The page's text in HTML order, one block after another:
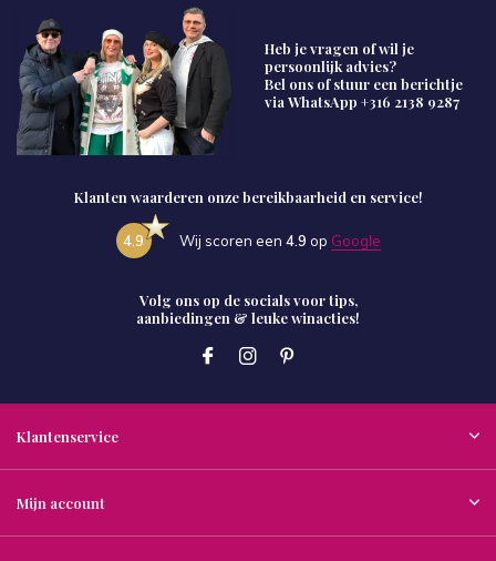
Heb je vragen of wil je
persoonlijk advies?
Bel ons of stuur een berichtje
via WhatsApp +316 2138 9287
Klanten waarderen onze bereikbaarheid en service!
4.9 Wij scoren een 4.9 op Google
Volg ons op de socials voor tips,
aanbiedingen & leuke winacties!
Klantenservice
Mijn account